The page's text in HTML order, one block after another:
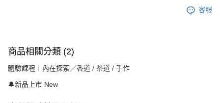
客服
商品相關分類 (2)
體驗課程｜內在探索／香道 / 茶道 / 手作
🔔新品上市 New